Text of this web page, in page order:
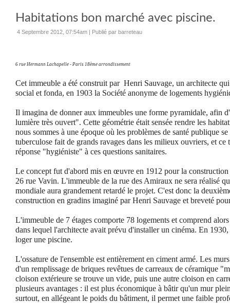
Habitations bon marché avec piscine.
4 Septembre 2012, 07:54am | Publié par barreteau
6 rue Hermann Lachapelle - Paris 18ème arrondissement
Cet immeuble a été construit par Henri Sauvage, un architecte
social et fonda, en 1903 la Société anonyme de logements
Il imagina de donner aux immeubles une forme pyramidale, afin
lumière très ouvert". Cette géométrie était sensée rendre les
nous sommes à une époque où les problèmes de santé publique
tuberculose fait de grands ravages dans les milieux ouvriers, et
réponse "hygiéniste" à ces questions sanitaires.
Le concept fut d'abord mis en œuvre en 1912 pour la
26 rue Vavin. L'immeuble de la rue des Amiraux ne sera réalisé
mondiale aura grandement retardé le projet. C'est donc la
construction en gradins imaginé par Henri Sauvage et breveté
L'immeuble de 7 étages comporte 78 logements et comprend
dans lequel l'architecte avait prévu d'installer un cinéma. En
loger une piscine.
L'ossature de l'ensemble est entièrement en ciment armé. Les
d'un remplissage de briques revêtues de carreaux de céramique
cloison extérieure se trouve un vide, puis une autre cloison en
plusieurs avantages : il est plus économique à bâtir qu'un mur
surtout, en allégeant le poids du bâtiment, il permet une faible